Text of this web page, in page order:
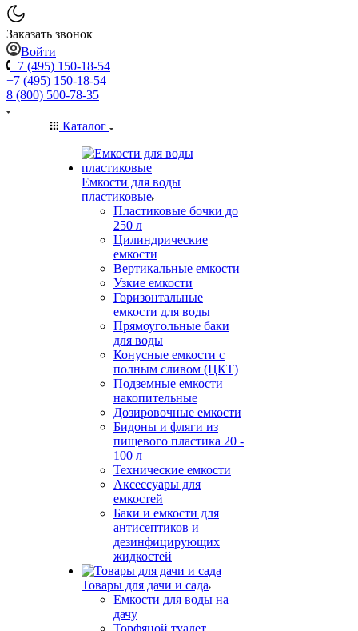
Заказать звонок
Войти
+7 (495) 150-18-54
+7 (495) 150-18-54
8 (800) 500-78-35
Каталог
Емкости для воды
пластиковые
Пластиковые бочки до
250 л
Цилиндрические
емкости
Вертикальные емкости
Узкие емкости
Горизонтальные
емкости для воды
Прямоугольные баки
для воды
Конусные емкости с
полным сливом (ЦКТ)
Подземные емкости
накопительные
Дозировочные емкости
Бидоны и фляги из
пищевого пластика 20 -
100 л
Технические емкости
Аксессуары для
емкостей
Баки и емкости для
антисептиков и
дезинфицирующих
жидкостей
Товары для дачи и сада
Емкости для воды на
дачу
Торфяной туалет